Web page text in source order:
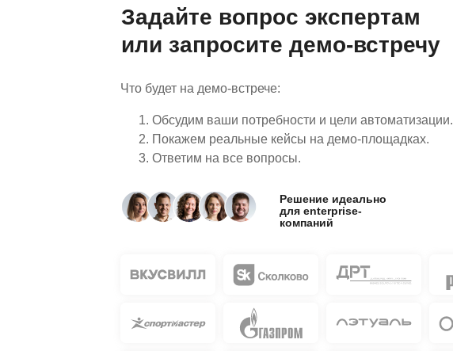
Что будет на демо-встрече:
Обсудим ваши потребности и цели автоматизации.
Покажем реальные кейсы на демо-площадках.
Ответим на все вопросы.
Задайте вопрос экспертам
или запросите демо-встречу
Решение идеально
для enterprise-
компаний